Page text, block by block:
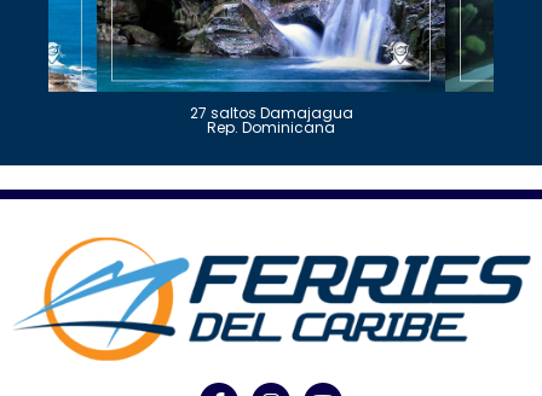
27 saltos Damajagua
Rep. Dominicana